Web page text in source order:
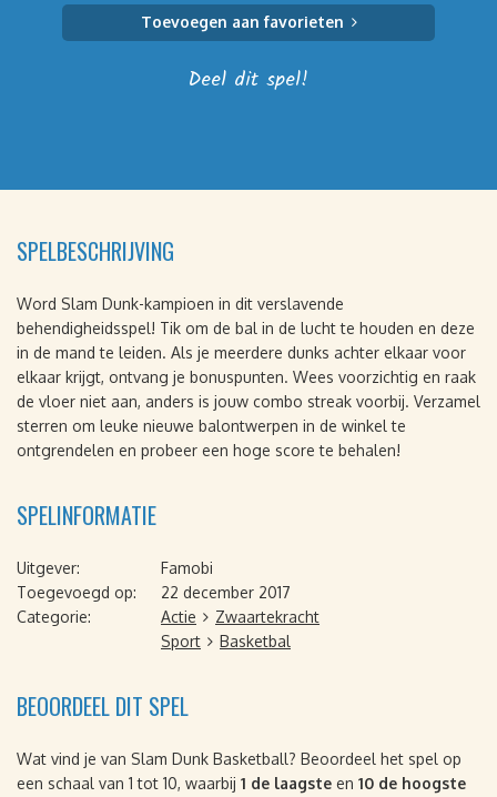
Toevoegen aan favorieten
Deel dit spel!
SPELBESCHRIJVING
Word Slam Dunk-kampioen in dit verslavende
behendigheidsspel! Tik om de bal in de lucht te houden en deze
in de mand te leiden. Als je meerdere dunks achter elkaar voor
elkaar krijgt, ontvang je bonuspunten. Wees voorzichtig en raak
de vloer niet aan, anders is jouw combo streak voorbij. Verzamel
sterren om leuke nieuwe balontwerpen in de winkel te
ontgrendelen en probeer een hoge score te behalen!
SPELINFORMATIE
Uitgever:
Famobi
Toegevoegd op:
22 december 2017
Categorie:
Actie
Zwaartekracht
Sport
Basketbal
BEOORDEEL DIT SPEL
Wat vind je van Slam Dunk Basketball? Beoordeel het spel op
een schaal van 1 tot 10, waarbij 1 de laagste en 10 de hoogste